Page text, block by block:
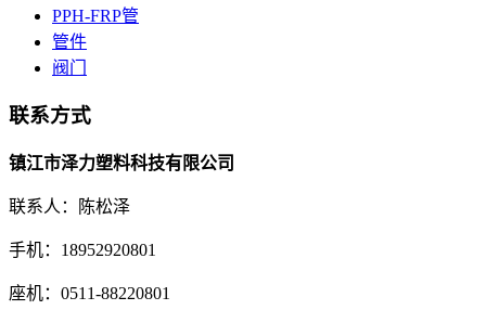
PPH-FRP管
管件
阀门
联系方式
镇江市泽力塑料科技有限公司
联系人：陈松泽
手机：18952920801
座机：0511-88220801